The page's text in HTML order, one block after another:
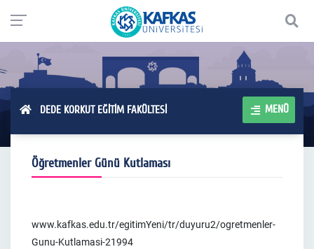
DEDE KORKUT EĞİTİM FAKÜLTESİ MENÜ
Öğretmenler Günü Kutlaması
www.kafkas.edu.tr/egitimYeni/tr/duyuru2/ogretmenler-
Gunu-Kutlamasi-21994